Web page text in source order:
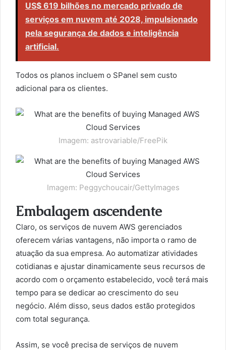
US$ 619 bilhões no mercado privado de
serviços em nuvem até 2028, impulsionado
pela segurança de dados e inteligência
artificial.
Todos os planos incluem o SPanel sem custo
adicional para os clientes.
Imagem: astrovariable/FreePik
Imagem: Peggychoucair/GettyImages
Embalagem ascendente
Claro, os serviços de nuvem AWS gerenciados
oferecem várias vantagens, não importa o ramo de
atuação da sua empresa. Ao automatizar atividades
cotidianas e ajustar dinamicamente seus recursos de
acordo com o orçamento estabelecido, você terá mais
tempo para se dedicar ao crescimento do seu
negócio. Além disso, seus dados estão protegidos
com total segurança.
Assim, se você precisa de serviços de nuvem